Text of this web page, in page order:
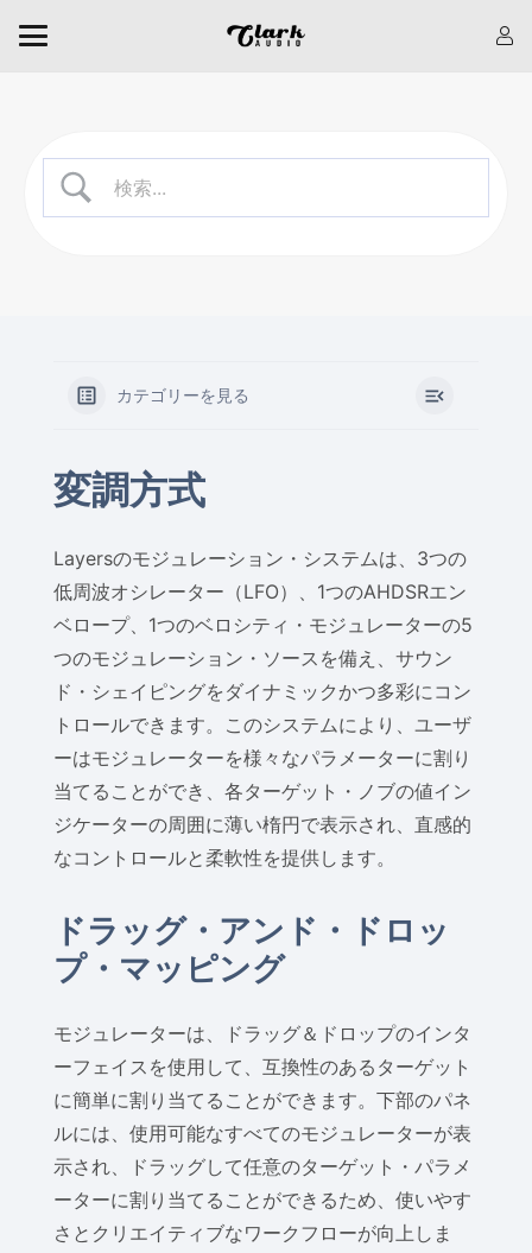
カテゴリーを見る
変調方式
Layersのモジュレーション・システムは、3つの
低周波オシレーター（LFO）、1つのAHDSRエン
ベロープ、1つのベロシティ・モジュレーターの5
つのモジュレーション・ソースを備え、サウン
ド・シェイピングをダイナミックかつ多彩にコン
トロールできます。このシステムにより、ユーザ
ーはモジュレーターを様々なパラメーターに割り
当てることができ、各ターゲット・ノブの値イン
ジケーターの周囲に薄い楕円で表示され、直感的
なコントロールと柔軟性を提供します。
ドラッグ・アンド・ドロッ
プ・マッピング
モジュレーターは、ドラッグ＆ドロップのインタ
ーフェイスを使用して、互換性のあるターゲット
に簡単に割り当てることができます。下部のパネ
ルには、使用可能なすべてのモジュレーターが表
示され、ドラッグして任意のターゲット・パラメ
ーターに割り当てることができるため、使いやす
さとクリエイティブなワークフローが向上しま